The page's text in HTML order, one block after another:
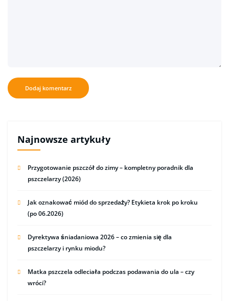
Najnowsze artykuły
Przygotowanie pszczół do zimy – kompletny poradnik dla
pszczelarzy (2026)
Jak oznakować miód do sprzedaży? Etykieta krok po kroku
(po 06.2026)
Dyrektywa śniadaniowa 2026 – co zmienia się dla
pszczelarzy i rynku miodu?
Matka pszczela odleciała podczas podawania do ula – czy
wróci?